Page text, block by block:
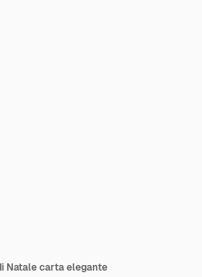
Natale carta elegante